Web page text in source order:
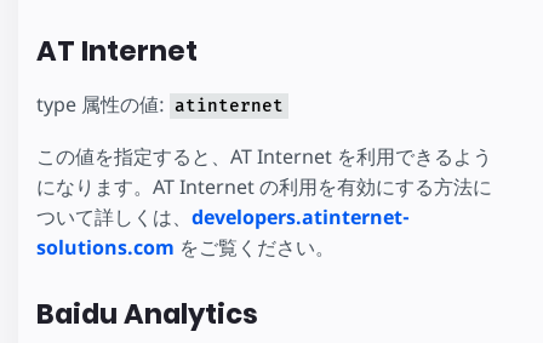
AT Internet
type 属性の値: atinternet
この値を指定すると、AT Internet を利用できるよう
になります。AT Internet の利用を有効にする方法に
ついて詳しくは、 developers.atinternet-
solutions.com をご覧ください。
Baidu Analytics